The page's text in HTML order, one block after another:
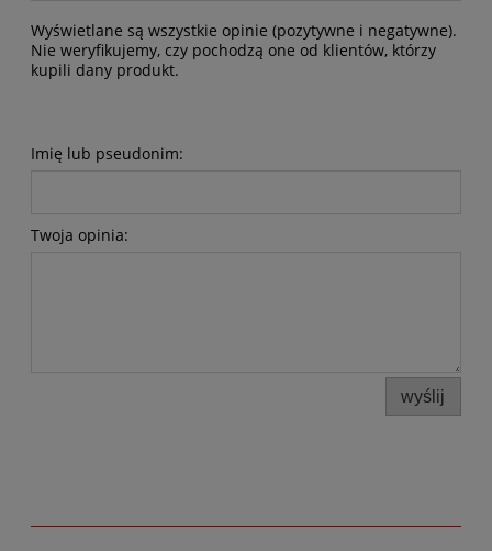
Wyświetlane są wszystkie opinie (pozytywne i negatywne).
Nie weryfikujemy, czy pochodzą one od klientów, którzy
kupili dany produkt.
Imię lub pseudonim:
Twoja opinia:
wyślij